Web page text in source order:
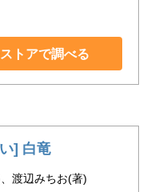
トアで調べる
] 白竜
渡辺みちお(著)